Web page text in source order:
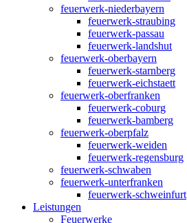
feuerwerk-niederbayern
feuerwerk-straubing
feuerwerk-passau
feuerwerk-landshut
feuerwerk-oberbayern
feuerwerk-starnberg
feuerwerk-eichstaett
feuerwerk-oberfranken
feuerwerk-coburg
feuerwerk-bamberg
feuerwerk-oberpfalz
feuerwerk-weiden
feuerwerk-regensburg
feuerwerk-schwaben
feuerwerk-unterfranken
feuerwerk-schweinfurt
Leistungen
Feuerwerke